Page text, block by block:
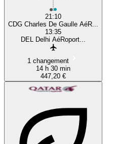
21:10
CDG Charles De Gaulle AéR...
13:35
DEL Delhi AéRoport...
1 changement
14 h 30 min
447,20 €